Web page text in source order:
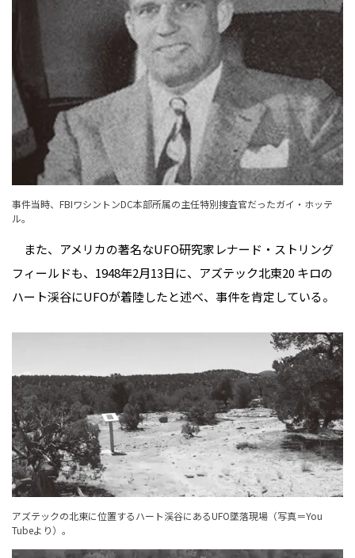
事件当時、FBIワシントンDC本部所属の主任特別捜査官だったガイ・ホッテ
ル。
また、アメリカの著名なUFO研究家レナード・ストリング
フィールドも、1948年2月13日に、アズテック北東20 キロの
ハート渓谷にUFOが着陸したと述べ、事件を肯定している。
アズテックの北東に位置するハート渓谷にあるUFO墜落現場（写真＝You
Tubeより）。